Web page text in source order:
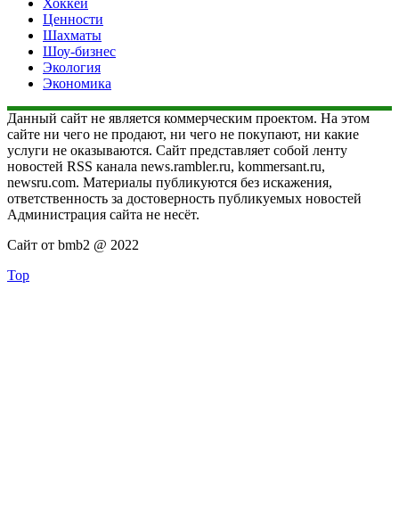
Хоккей
Ценности
Шахматы
Шоу-бизнес
Экология
Экономика
Данный сайт не является коммерческим проектом. На этом
сайте ни чего не продают, ни чего не покупают, ни какие
услуги не оказываются. Сайт представляет собой ленту
новостей RSS канала news.rambler.ru, kommersant.ru,
newsru.com. Материалы публикуются без искажения,
ответственность за достоверность публикуемых новостей
Администрация сайта не несёт.
Сайт от bmb2 @ 2022
Top